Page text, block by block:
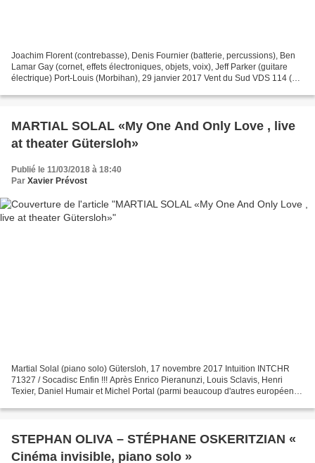
Joachim Florent (contrebasse), Denis Fournier (batterie, percussions), Ben
Lamar Gay (cornet, effets électroniques, objets, voix), Jeff Parker (guitare
électrique) Port-Louis (Morbihan), 29 janvier 2017 Vent du Sud VDS 114 (
MARTIAL SOLAL «My One And Only Love , live
at theater Gütersloh»
Publié le 11/03/2018 à 18:40
Par Xavier Prévost
Martial Solal (piano solo) Gütersloh, 17 novembre 2017 Intuition INTCHR
71327 / Socadisc Enfin !!! Après Enrico Pieranunzi, Louis Sclavis, Henri
Texier, Daniel Humair et Michel Portal (parmi beaucoup d'autres européens),
STEPHAN OLIVA – STÉPHANE OSKERITZIAN «
Cinéma invisible, piano solo »